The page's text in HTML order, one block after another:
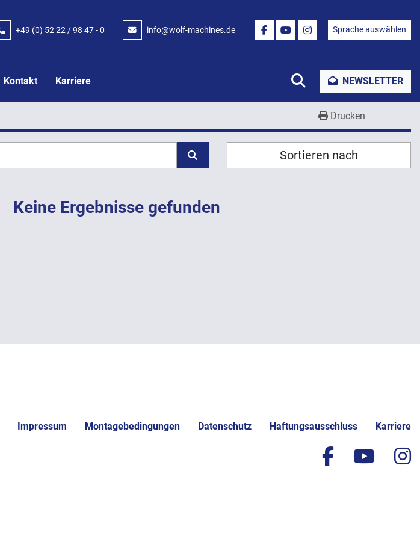
+49 (0) 52 22 / 98 47 - 0 info@wolf-machines.de
FACEBOOK
YOUTUBEINSTAGRAM
Sprache auswählen
Kontakt Karriere SucheNEWSLETTER
Drucken
Sortieren nach
Keine Ergebnisse gefunden
Impressum Montagebedingungen Datenschutz Haftungsausschluss Karriere
facebook